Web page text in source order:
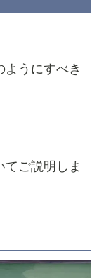
ようにすべき
てご説明しま